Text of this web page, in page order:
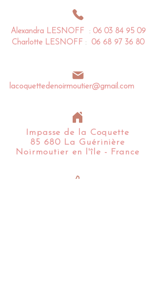
lacoquettedenoirmoutier@gmail.com
Impasse de la Coquette
85 680 La Guérinière
Noirmoutier en l'île - France​​
Alexandra LESNOFF : 06 03 84 95 09
Charlotte LESNOFF : 06 68 97 36 80